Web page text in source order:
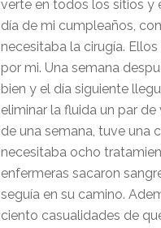
verte en todos los sitios y
día de mi cumpleaños,
necesitaba la cirugía.
por mi. Una semana
bien y el día siguiente
eliminar la fluida un par
de una semana, tuve una
necesitaba ocho
enfermeras sacaron
seguía en su camino.
ciento casualidades de